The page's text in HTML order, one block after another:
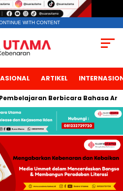
WITH CONTENT
ARTIKEL
Berbicara Bahasa Arab